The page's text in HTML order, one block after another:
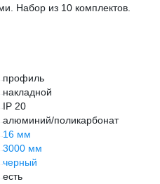
Набор из 10 комплектов.
профиль
накладной
IP 20
алюминий/поликарбонат
16 мм
3000 мм
черный
есть